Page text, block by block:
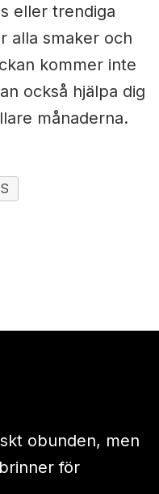
eller trendiga
alla smaker och
kommer inte
också hjälpa dig
månaderna.
obunden, men
för